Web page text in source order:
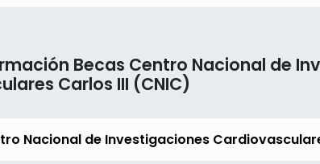
Becas Centro Nacional de
Carlos III (CNIC)
Nacional de Investigaciones